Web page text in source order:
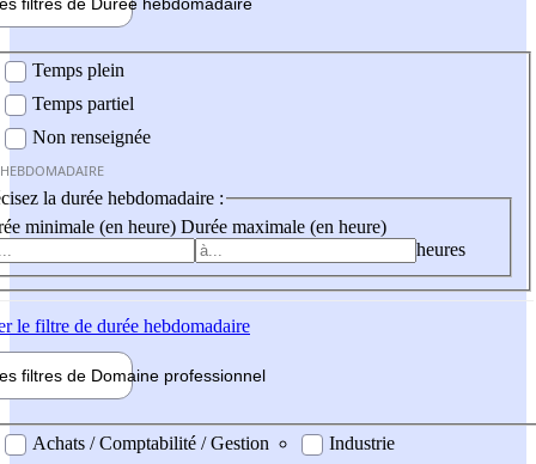
Temps plein
Temps partiel
Non renseignée
la durée hebdomadaire :
minimale (en heure) Durée maximale (en heure)
heures
le filtre de durée hebdomadaire
filtres de Domaine professionnel
professionel
Achats / Comptabilité / Gestion
Industrie